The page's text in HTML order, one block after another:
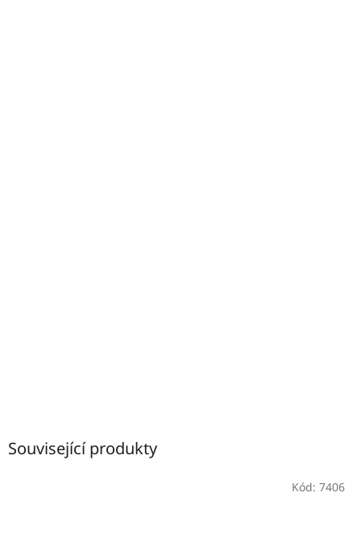
Související produkty
Kód: 7406